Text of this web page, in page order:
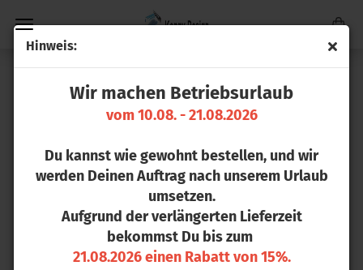
Hin­weis:
Wir machen Betriebsurlaub
vom 10.08. - 21.08.2026
Du kannst wie gewohnt bestellen, und wir
werden Deinen Auftrag nach unserem Urlaub
umsetzen.
Aufgrund der verlängerten Lieferzeit
bekommst Du bis zum
21.08.2026 einen Rabatt von 15%.
STICKER & PATCHES INDIVIDUELL
GESTALTEN – DEIN STYLE, DEIN
Verwandle deine Ideen in hochwertige Textilien und
Accessoires! Ob für dein Unternehmen, deinen Verein
oder dein ganz persönliches Projekt: Bei Konny
Design findest du die gesamte Range an
individuellen Stickern und Patches . Von wetterfesten